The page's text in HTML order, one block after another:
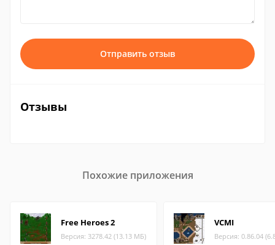
Отправить отзыв
Отзывы
Похожие приложения
Free Heroes 2
Версия: 3278.42 (13.13 МБ)
VCMI
Версия: 0.86.04